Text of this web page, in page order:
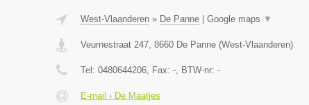
West-Vlaanderen» De Panne| Google maps ▼
Veurnestraat 247, 8660 De Panne(West-Vlaanderen)
Tel: 0480644206, Fax: -, BTW-nr: -
E-mail › De Maatjes